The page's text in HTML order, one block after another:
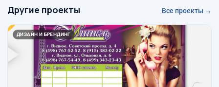
Другие проекты Все проекты →
ДИЗАЙН И БРЕНДИНГ